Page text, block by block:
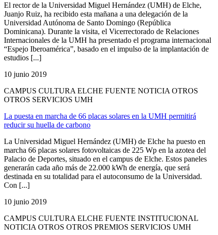
El rector de la Universidad Miguel Hernández (UMH) de Elche,
Juanjo Ruiz, ha recibido esta mañana a una delegación de la
Universidad Autónoma de Santo Domingo (República
Dominicana). Durante la visita, el Vicerrectorado de Relaciones
Internacionales de la UMH ha presentado el programa internacional
“Espejo Iberoamérica”, basado en el impulso de la implantación de
estudios [...]
10 junio 2019
CAMPUS CULTURA ELCHE FUENTE NOTICIA OTROS
OTROS SERVICIOS UMH
La puesta en marcha de 66 placas solares en la UMH permitirá
reducir su huella de carbono
La Universidad Miguel Hernández (UMH) de Elche ha puesto en
marcha 66 placas solares fotovoltaicas de 225 Wp en la azotea del
Palacio de Deportes, situado en el campus de Elche. Estos paneles
generarán cada año más de 22.000 kWh de energía, que será
destinada en su totalidad para el autoconsumo de la Universidad.
Con [...]
10 junio 2019
CAMPUS CULTURA ELCHE FUENTE INSTITUCIONAL
NOTICIA OTROS OTROS PREMIOS SERVICIOS UMH